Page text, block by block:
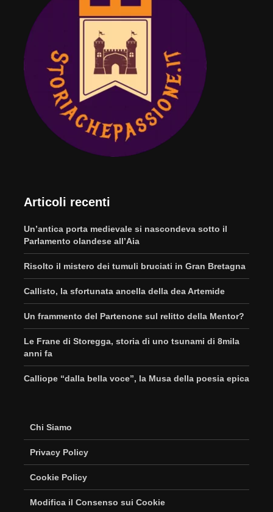
Articoli recenti
Un’antica porta medievale si nascondeva sotto il
Parlamento olandese all’Aia
Risolto il mistero dei tumuli bruciati in Gran Bretagna
Callisto, la sfortunata ancella della dea Artemide
Un frammento del Partenone sul relitto della Mentor?
Le Frane di Storegga, storia di uno tsunami di 8mila
anni fa
Calliope “dalla bella voce”, la Musa della poesia epica
Chi Siamo
Privacy Policy
Cookie Policy
Modifica il Consenso sui Cookie